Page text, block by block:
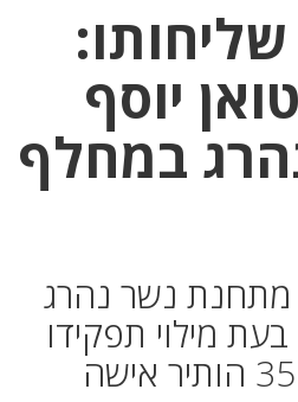
יוסף
במחלף
מתחנת נשר נהרג
מילוי תפקידו
במחלף יגור. בן 35 הותיר אישה